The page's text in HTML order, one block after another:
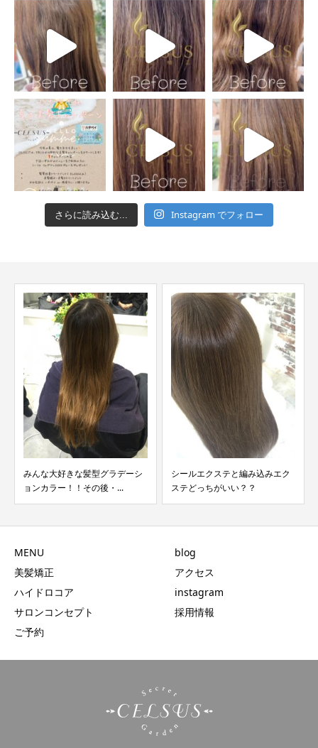
さらに読み込む... Instagram でフォロー
みんな大好きな髪型グラデーシ
ョンカラー！！その後・...
シールエクステと編み込みエク
ステどっちがいい？？
MENU
美髪矯正
ハイドロコア
サロンコンセプト
ご予約
blog
アクセス
instagram
採用情報